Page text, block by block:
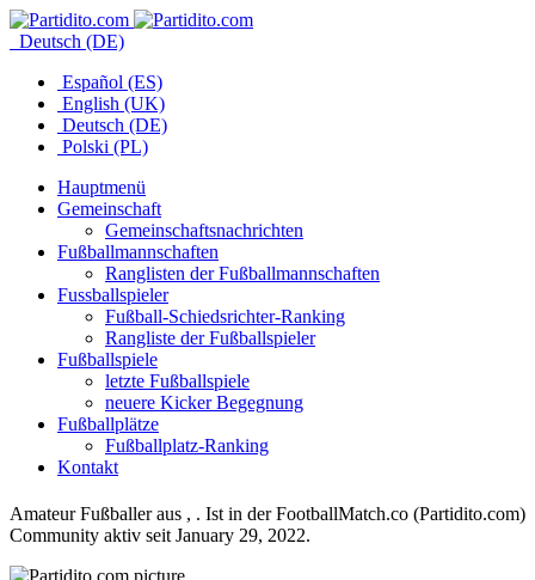
Deutsch (DE)
Español (ES)
English (UK)
Deutsch (DE)
Polski (PL)
Hauptmenü
Gemeinschaft
Gemeinschaftsnachrichten
Fußballmannschaften
Ranglisten der Fußballmannschaften
Fussballspieler
Fußball-Schiedsrichter-Ranking
Rangliste der Fußballspieler
Fußballspiele
letzte Fußballspiele
neuere Kicker Begegnung
Fußballplätze
Fußballplatz-Ranking
Kontakt
Amateur Fußballer aus , . Ist in der FootballMatch.co (Partidito.com)
Community aktiv seit January 29, 2022.